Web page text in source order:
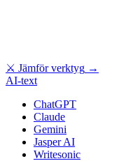
⚔ Jämför verktyg →
AI-text
ChatGPT
Claude
Gemini
Jasper AI
Writesonic